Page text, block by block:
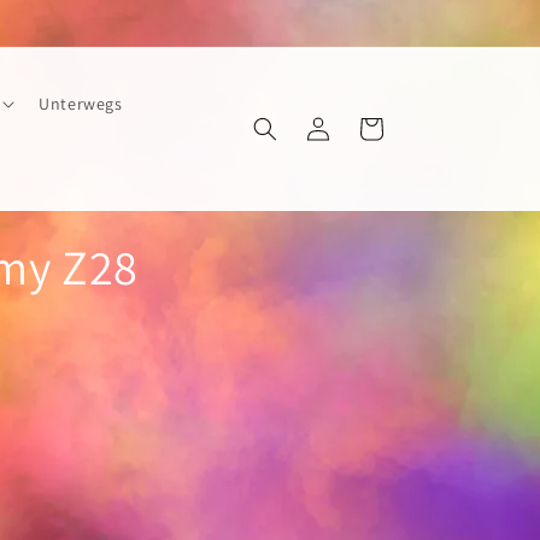
Unterwegs
EinloggenWarenkorb
Z28